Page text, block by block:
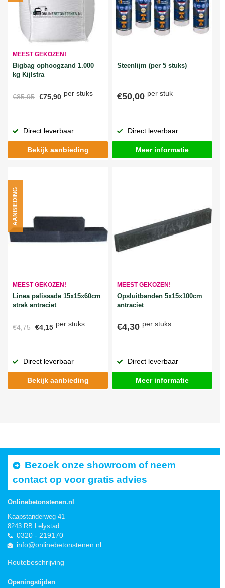
MEEST GEKOZEN!
Bigbag ophoogzand 1.000
kg Kijlstra
€85,95 €75,90 per stuks
Direct leverbaar
Bekijk aanbieding
Steenlijm (per 5 stuks)
€50,00 per stuk
Direct leverbaar
Meer informatie
MEEST GEKOZEN!
Linea palissade 15x15x60cm
strak antraciet
€4,75 €4,15 per stuks
AANBIEDING
Direct leverbaar
Bekijk aanbieding
MEEST GEKOZEN!
Opsluitbanden 5x15x100cm
antraciet
€4,30 per stuks
Direct leverbaar
Meer informatie
Bezoek onze showroom of neem
contact op voor gratis advies
Onlinebetonstenen.nl
Kaapstanderweg 41
8243 RB Lelystad
0320 - 219170
info@onlinebetonstenen.nl
Routebeschrijving
Openingstijden